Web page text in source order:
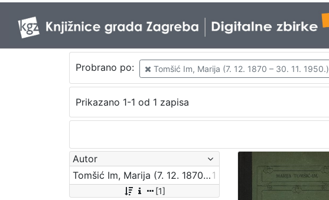
Probrano po: Tomšić Im, Marija (7. 12. 1870 – 30. 11. 1950.)
Prikazano 1-1 od 1 zapisa
Autor
Tomšić Im, Marija (7. 12. 1870 – 30. 11. 1950.) 1
[1]